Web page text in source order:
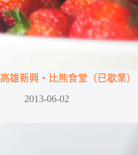
高雄新興‧比熊食堂（已歇業）
2013-06-02